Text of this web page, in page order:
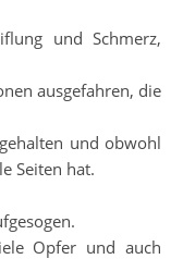
und Schmerz,
ausgefahren, die
und obwohl
Seiten hat.
Opfer und auch